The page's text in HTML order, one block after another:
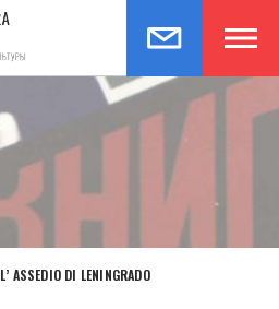
L’ ASSEDIO DI LENINGRADO